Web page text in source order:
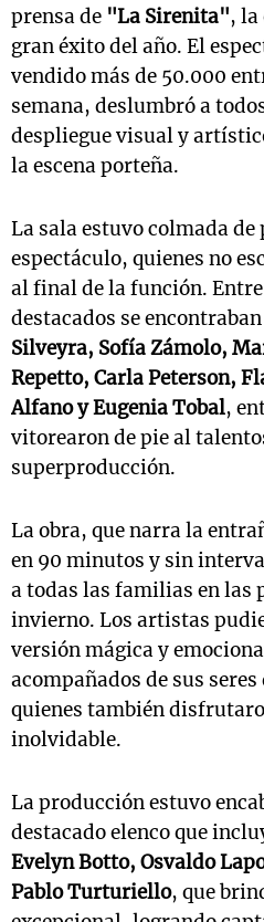
prensa de "La Sirenita", la
gran éxito del año. El
vendido más de 50.000
semana, deslumbró a
despliegue visual y
la escena porteña.
La sala estuvo colmada
espectáculo, quienes no
al final de la función.
destacados se
Silveyra, Sofía Zámolo,
Repetto, Carla Peterson,
Alfano y Eugenia Tobal,
vitorearon de pie al
superproducción.
La obra, que narra la
en 90 minutos y sin
a todas las familias en las
invierno. Los artistas
versión mágica y
acompañados de sus
quienes también
inolvidable.
La producción estuvo
destacado elenco que
Evelyn Botto, Osvaldo
Pablo Turturiello, que